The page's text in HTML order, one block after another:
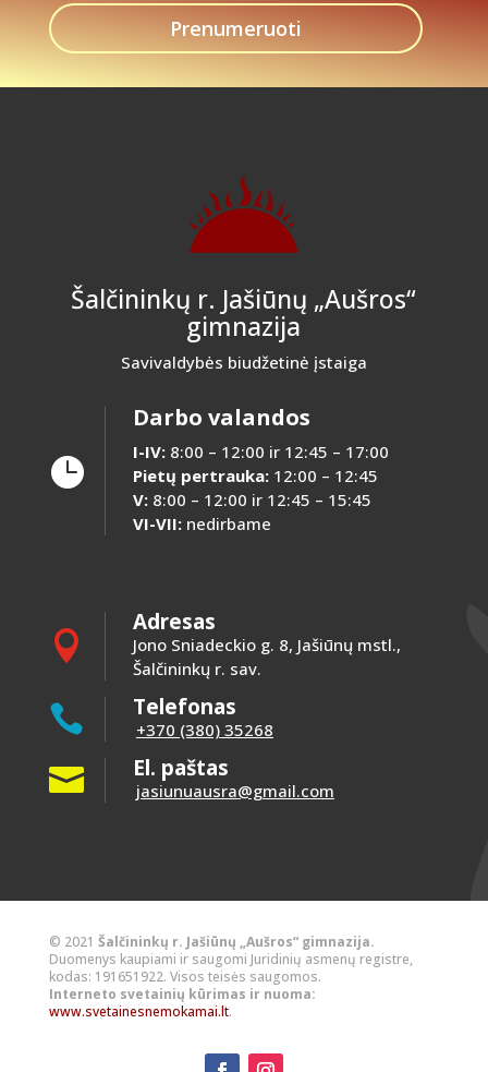
adresas
Šalčininkų r. Jašiūnų „Aušros“
gimnazija
Savivaldybės biudžetinė įstaiga

Darbo valandos
I-IV:8:00 – 12:00 ir 12:45 – 17:00
Pietų pertrauka:12:00 – 12:45
V:8:00 – 12:00 ir 12:45 – 15:45
VI-VII:nedirbame

Adresas
Jono Sniadeckio g. 8, Jašiūnų mstl.,
Šalčininkų r. sav.
 Telefonas
+370 (380) 35268
 El. paštas
jasiunuausra@gmail.com
© 2021 Šalčininkų r. Jašiūnų „Aušros“ gimnazija.
Duomenys kaupiami ir saugomi Juridinių asmenų registre,
kodas: 191651922. Visos teisės saugomos.
Interneto svetainių kūrimas ir nuoma:
www.svetainesnemokamai.lt.